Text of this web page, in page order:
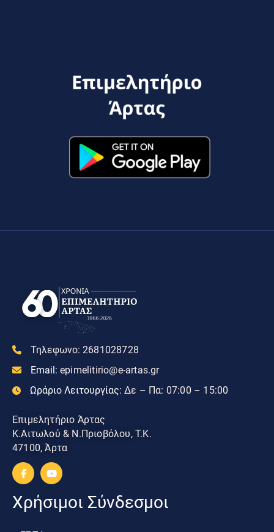
Τηλεφωνο: 2681028728
Email: epimelitirio@e-artas.gr
Ωράριο Λειτουργίας: Δε – Πα: 07:00 – 15:00
Επιμελητήριο Άρτας
Κ.Αιτωλού & Ν.Πριοβόλου, Τ.Κ.
47100, Άρτα
Χρήσιμοι Σύνδεσμοι